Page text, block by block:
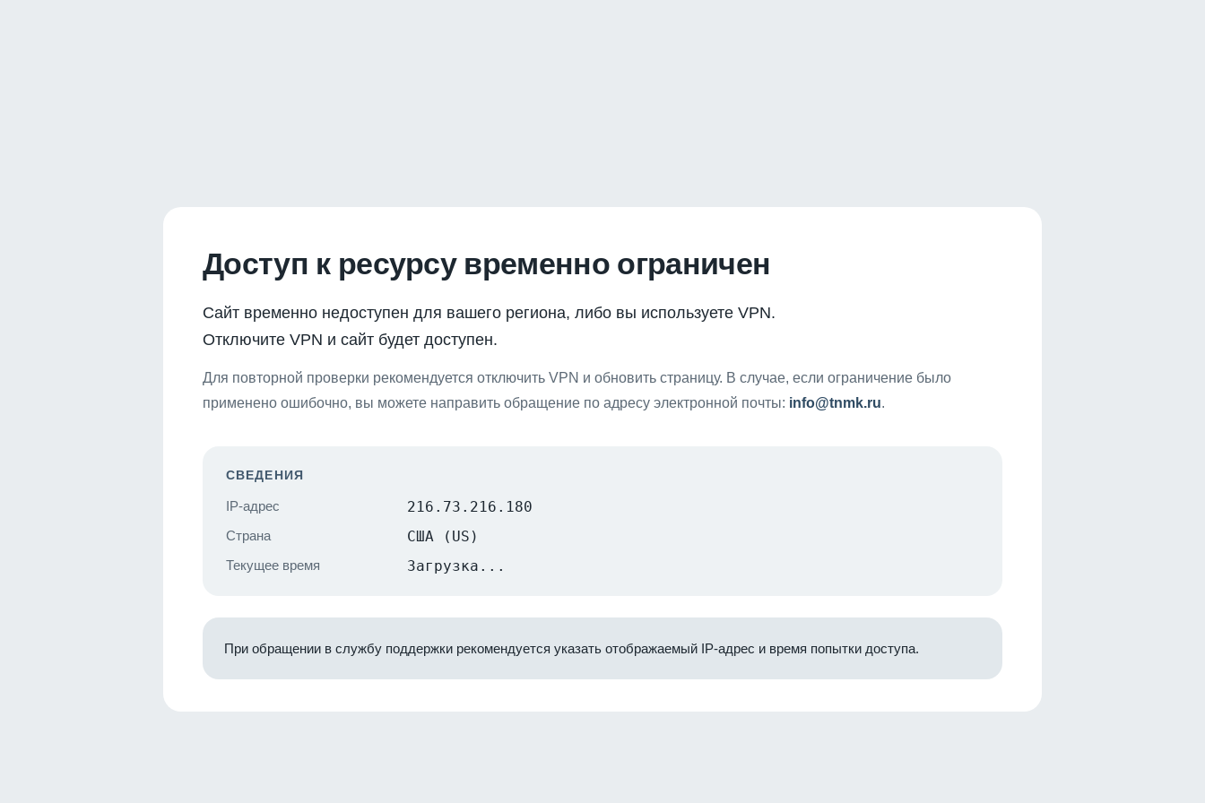
Доступ к ресурсу временно ограничен
Сайт временно недоступен для вашего региона, либо вы используете VPN.
Отключите VPN и сайт будет доступен.
Для повторной проверки рекомендуется отключить VPN и обновить страницу. В случае, если ограничение было
применено ошибочно, вы можете направить обращение по адресу электронной почты: info@tnmk.ru.
СВЕДЕНИЯ
IP-адрес 216.73.216.180
Страна США (US)
Текущее время Загрузка...
При обращении в службу поддержки рекомендуется указать отображаемый IP-адрес и время попытки доступа.